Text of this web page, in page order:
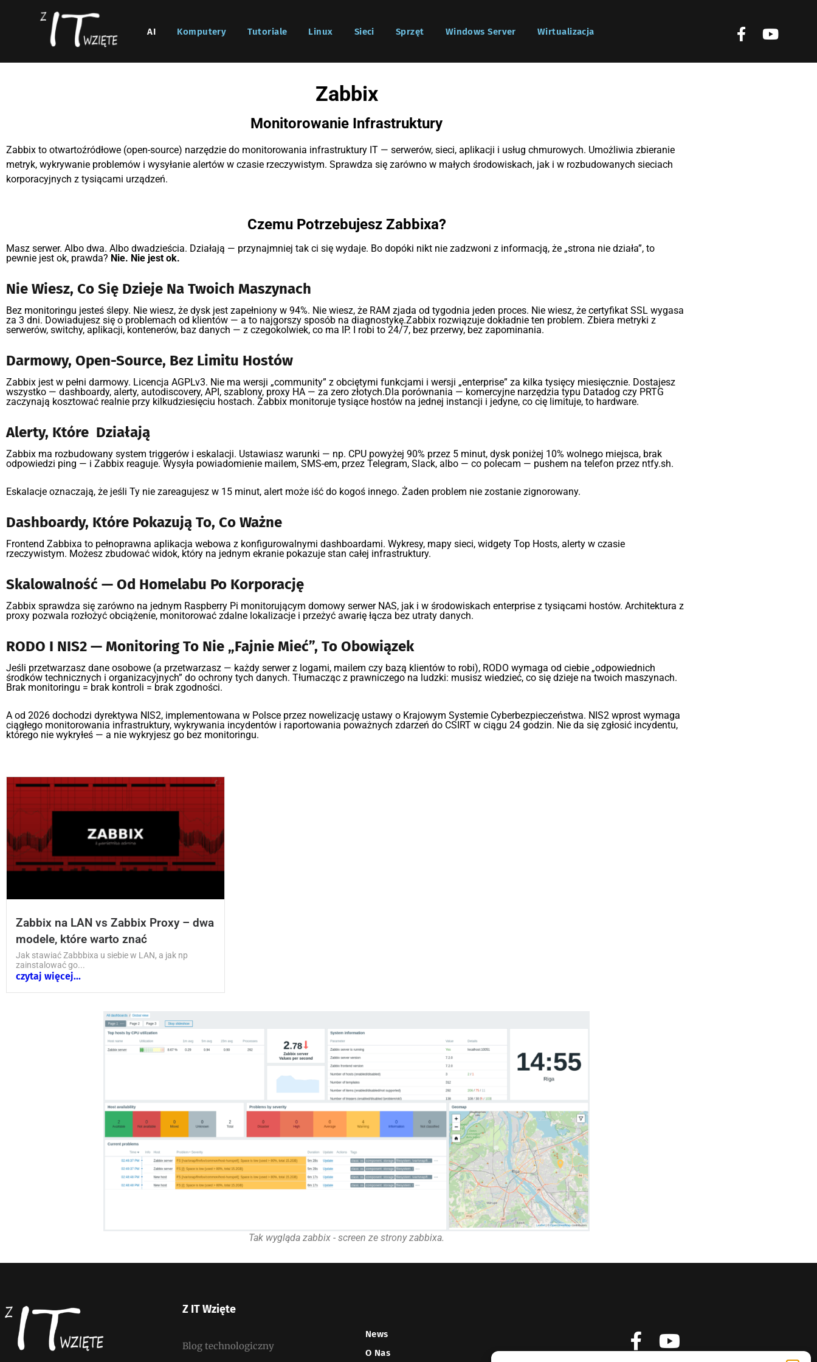
AI Komputery Tutoriale Linux Sieci Sprzęt Windows Server Wirtualizacja
Zabbix
Monitorowanie Infrastruktury
Zabbix to otwartoźródłowe (open-source) narzędzie do monitorowania infrastruktury IT — serwerów, sieci, aplikacji i usług chmurowych. Umożliwia zbieranie
metryk, wykrywanie problemów i wysyłanie alertów w czasie rzeczywistym. Sprawdza się zarówno w małych środowiskach, jak i w rozbudowanych sieciach
korporacyjnych z tysiącami urządzeń.
Czemu Potrzebujesz Zabbixa?
Masz serwer. Albo dwa. Albo dwadzieścia. Działają — przynajmniej tak ci się wydaje. Bo dopóki nikt nie zadzwoni z informacją, że „strona nie działa”, to
pewnie jest ok, prawda? Nie. Nie jest ok.
Nie Wiesz, Co Się Dzieje Na Twoich Maszynach
Bez monitoringu jesteś ślepy. Nie wiesz, że dysk jest zapełniony w 94%. Nie wiesz, że RAM zjada od tygodnia jeden proces. Nie wiesz, że certyfikat SSL wygasa
za 3 dni. Dowiadujesz się o problemach od klientów — a to najgorszy sposób na diagnostykę.Zabbix rozwiązuje dokładnie ten problem. Zbiera metryki z
serwerów, switchy, aplikacji, kontenerów, baz danych — z czegokolwiek, co ma IP. I robi to 24/7, bez przerwy, bez zapominania.
Darmowy, Open-Source, Bez Limitu Hostów
Zabbix jest w pełni darmowy. Licencja AGPLv3. Nie ma wersji „community” z obciętymi funkcjami i wersji „enterprise” za kilka tysięcy miesięcznie. Dostajesz
wszystko — dashboardy, alerty, autodiscovery, API, szablony, proxy HA — za zero złotych.Dla porównania — komercyjne narzędzia typu Datadog czy PRTG
zaczynają kosztować realnie przy kilkudziesięciu hostach. Zabbix monitoruje tysiące hostów na jednej instancji i jedyne, co cię limituje, to hardware.
Alerty, Które Działają
Zabbix ma rozbudowany system triggerów i eskalacji. Ustawiasz warunki — np. CPU powyżej 90% przez 5 minut, dysk poniżej 10% wolnego miejsca, brak
odpowiedzi ping — i Zabbix reaguje. Wysyła powiadomienie mailem, SMS-em, przez Telegram, Slack, albo — co polecam — pushem na telefon przez ntfy.sh.
Eskalacje oznaczają, że jeśli Ty nie zareagujesz w 15 minut, alert może iść do kogoś innego. Żaden problem nie zostanie zignorowany.
Dashboardy, Które Pokazują To, Co Ważne
Frontend Zabbixa to pełnoprawna aplikacja webowa z konfigurowalnymi dashboardami. Wykresy, mapy sieci, widgety Top Hosts, alerty w czasie
rzeczywistym. Możesz zbudować widok, który na jednym ekranie pokazuje stan całej infrastruktury.
Skalowalność — Od Homelabu Po Korporację
Zabbix sprawdza się zarówno na jednym Raspberry Pi monitorującym domowy serwer NAS, jak i w środowiskach enterprise z tysiącami hostów. Architektura z
proxy pozwala rozłożyć obciążenie, monitorować zdalne lokalizacje i przeżyć awarię łącza bez utraty danych.
RODO I NIS2 — Monitoring To Nie „fajnie Mieć”, To Obowiązek
Jeśli przetwarzasz dane osobowe (a przetwarzasz — każdy serwer z logami, mailem czy bazą klientów to robi), RODO wymaga od ciebie „odpowiednich
środków technicznych i organizacyjnych” do ochrony tych danych. Tłumacząc z prawniczego na ludzki: musisz wiedzieć, co się dzieje na twoich maszynach.
Brak monitoringu = brak kontroli = brak zgodności.
A od 2026 dochodzi dyrektywa NIS2, implementowana w Polsce przez nowelizację ustawy o Krajowym Systemie Cyberbezpieczeństwa. NIS2 wprost wymaga
ciągłego monitorowania infrastruktury, wykrywania incydentów i raportowania poważnych zdarzeń do CSIRT w ciągu 24 godzin. Nie da się zgłosić incydentu,
którego nie wykryłeś — a nie wykryjesz go bez monitoringu.
Zabbix na LAN vs Zabbix Proxy – dwa
modele, które warto znać
Jak stawiać Zabbbixa u siebie w LAN, a jak np
zainstalować go...
czytaj więcej...
Tak wygląda zabbix - screen ze strony zabbixa.
Z IT Wzięte
Blog technologiczny
News
O Nas